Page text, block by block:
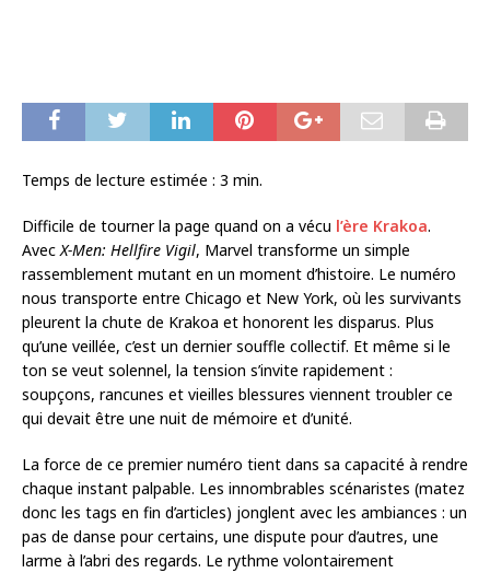
Temps de lecture estimée : 3 min.
Difficile de tourner la page quand on a vécu l’ère Krakoa.
AvecX-Men: Hellfire Vigil, Marvel transforme un simple
rassemblement mutant en un moment d’histoire. Le numéro
nous transporte entre Chicago et New York, où les survivants
pleurent la chute de Krakoa et honorent les disparus. Plus
qu’une veillée, c’est un dernier souffle collectif. Et même si le
ton se veut solennel, la tension s’invite rapidement :
soupçons, rancunes et vieilles blessures viennent troubler ce
qui devait être une nuit de mémoire et d’unité.
La force de ce premier numéro tient dans sa capacité à rendre
chaque instant palpable. Les innombrables scénaristes (matez
donc les tags en fin d’articles) jonglent avec les ambiances : un
pas de danse pour certains, une dispute pour d’autres, une
larme à l’abri des regards. Le rythme volontairement